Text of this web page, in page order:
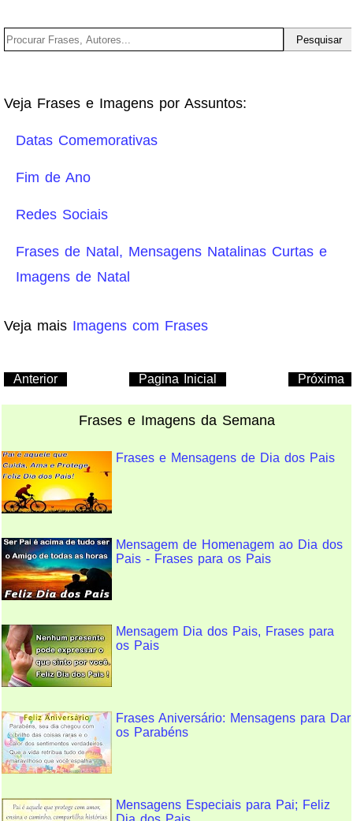
Veja Frases e Imagens por Assuntos:
Datas Comemorativas
Fim de Ano
Redes Sociais
Frases de Natal, Mensagens Natalinas Curtas e
Imagens de Natal
Veja mais Imagens com Frases
Anterior Próxima
Pagina Inicial
Frases e Imagens da Semana
Frases e Mensagens de Dia dos Pais
Mensagem de Homenagem ao Dia dos
Pais - Frases para os Pais
Mensagem Dia dos Pais, Frases para
os Pais
Frases Aniversário: Mensagens para Dar
os Parabéns
Mensagens Especiais para Pai; Feliz